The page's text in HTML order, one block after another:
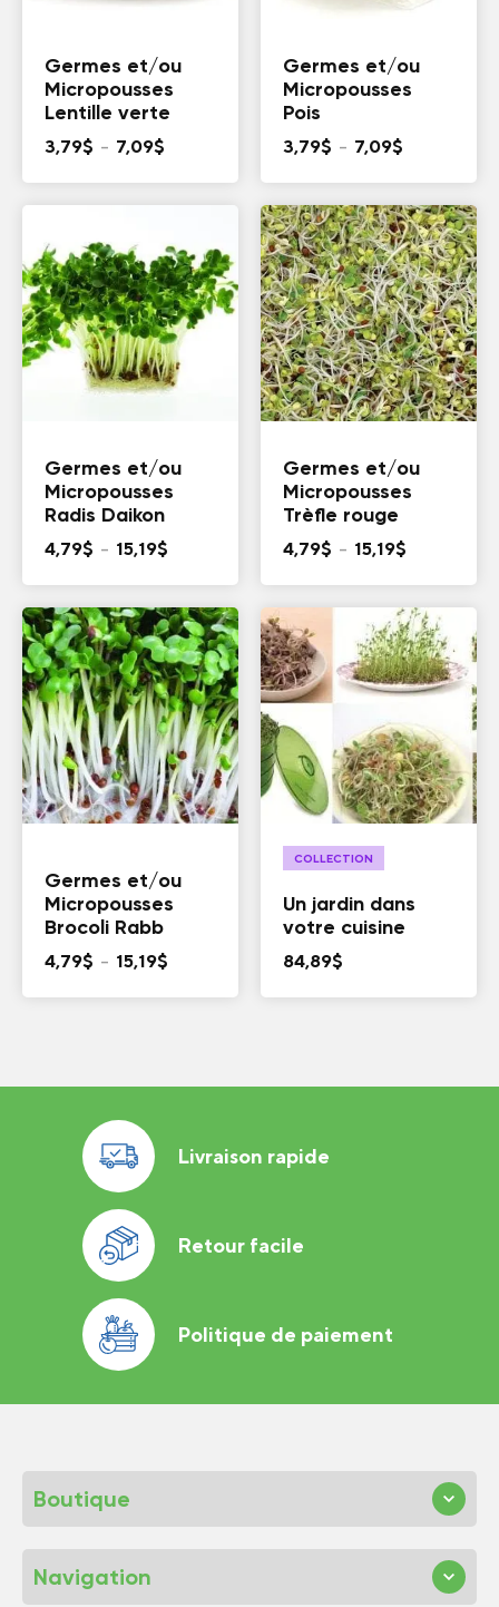
Germes et/ou
Micropousses
Lentille verte
3,79$ – 7,09$
à
7,09$
Germes et/ou
Micropousses
Pois
3,79$ – 7,09$
3,79$
à
7,09$
Germes et/ou
Micropousses
Radis Daikon
4,79$ – 15,19$
4,79$
à
15,19$
Germes et/ou
Micropousses
Trèfle rouge
4,79$ – 15,19$
4,79$
à
15,19$
Germes et/ou
Micropousses
Brocoli Rabb
4,79$ – 15,19$
15,19$
COLLECTION
Un jardin dans
votre cuisine
84,89$
Livraison rapide
Retour facile
Politique de paiement
Boutique
Navigation